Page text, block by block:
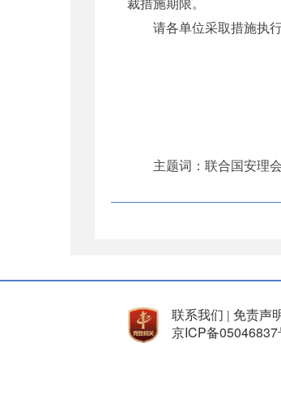
请各单位采取措施执行
主题词：联合国安理会
联系我们 | 免责声
京ICP备05046837